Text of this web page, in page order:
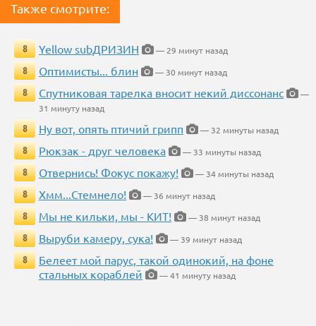
Также смотрите:
8 Yellow subДРИЗИН
— 29 минут назад
8
Оптимисты... блин
— 30 минут назад
8
Спутниковая тарелка вносит некий диссонанс
—
31 минуту назад
8
Ну вот, опять птичий грипп
— 32 минуты назад
8
Рюкзак - друг человека
— 33 минуты назад
8
Отвернись! Фокус покажу!
— 34 минуты назад
8
Хмм...Стемнело!
— 36 минут назад
8
Мы не кильки, мы - КИТ!
— 38 минут назад
8
Выруби камеру, сука!
— 39 минут назад
8
Белеет мой парус, такой одинокий, на фоне
стальных кораблей
— 41 минуту назад